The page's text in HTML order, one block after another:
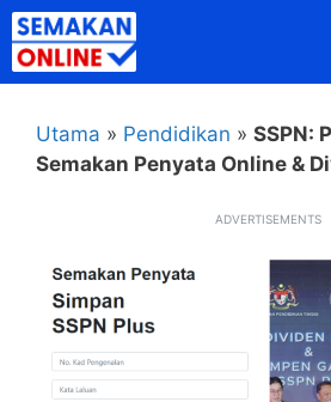
Skip
to
content
Utama » Pendidikan » SSPN:
Semakan Penyata Online &
ADVERTISEMENTS